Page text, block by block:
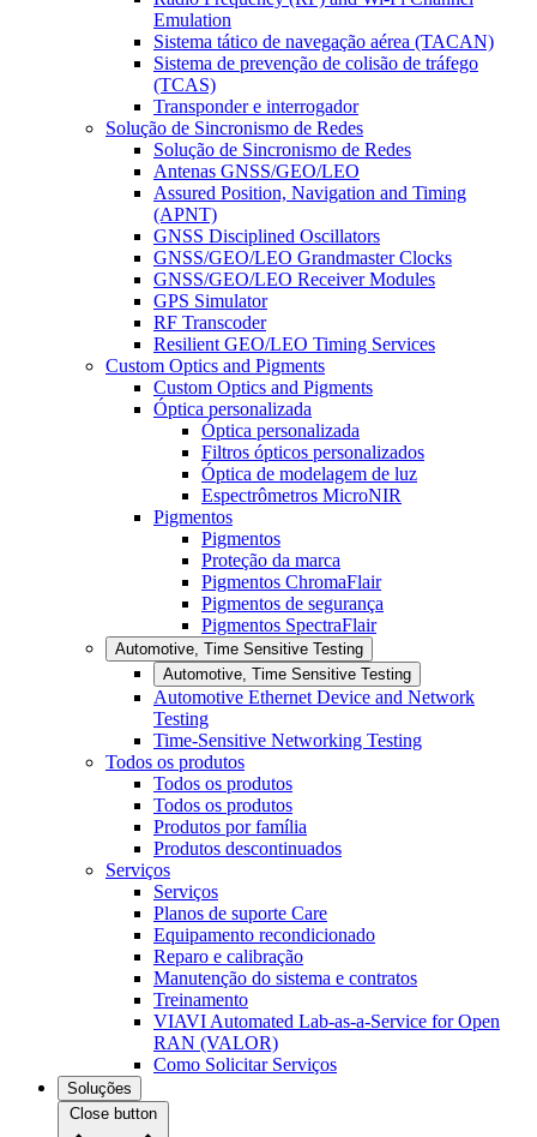
Emulation
Sistema tático de navegação aérea (TACAN)
Sistema de prevenção de colisão de tráfego
(TCAS)
Transponder e interrogador
Solução de Sincronismo de Redes
Solução de Sincronismo de Redes
Antenas GNSS/GEO/LEO
Assured Position, Navigation and Timing
(APNT)
GNSS Disciplined Oscillators
GNSS/GEO/LEO Grandmaster Clocks
GNSS/GEO/LEO Receiver Modules
GPS Simulator
RF Transcoder
Resilient GEO/LEO Timing Services
Custom Optics and Pigments
Custom Optics and Pigments
Óptica personalizada
Óptica personalizada
Filtros ópticos personalizados
Óptica de modelagem de luz
Espectrômetros MicroNIR
Pigmentos
Pigmentos
Proteção da marca
Pigmentos ChromaFlair
Pigmentos de segurança
Pigmentos SpectraFlair
Automotive, Time Sensitive Testing
Automotive, Time Sensitive Testing
Automotive Ethernet Device and Network
Testing
Time-Sensitive Networking Testing
Todos os produtos
Todos os produtos
Todos os produtos
Produtos por família
Produtos descontinuados
Serviços
Serviços
Planos de suporte Care
Equipamento recondicionado
Reparo e calibração
Manutenção do sistema e contratos
Treinamento
VIAVI Automated Lab-as-a-Service for Open
RAN (VALOR)
Como Solicitar Serviços
Soluções
Close button